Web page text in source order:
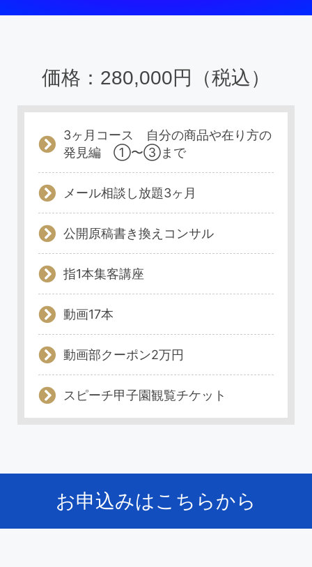
価格：280,000円（税込）
3ヶ月コース 自分の商品や在り方の
発見編 ①〜③まで
メール相談し放題3ヶ月
公開原稿書き換えコンサル
指1本集客講座
動画17本
動画部クーポン2万円
スピーチ甲子園観覧チケット
お申込みはこちらから